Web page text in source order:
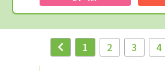
1 2 3 4